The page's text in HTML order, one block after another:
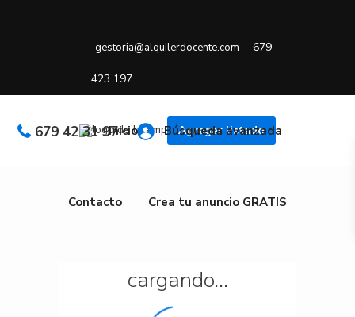
gestoria@alquilerdocente.com 679
423 197
Agregar listado
679 42 31 97Inicio Búsqueda avanzada
Contacto Crea tu anuncio GRATIS
cargando...